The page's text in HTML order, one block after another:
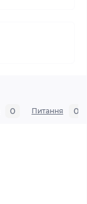
0 Питання 0